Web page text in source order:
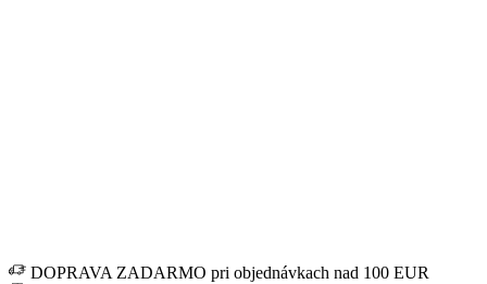
DOPRAVA ZADARMO pri objednávkach nad 100 EUR